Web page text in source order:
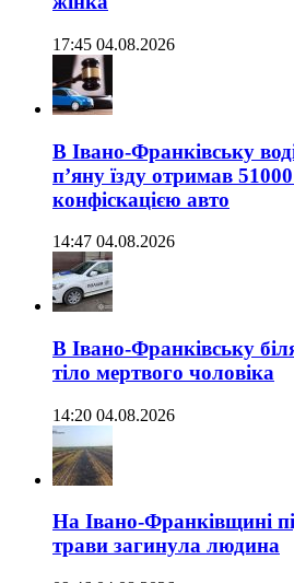
17:45 04.08.2026
В Івано-Франківську
п’яну їзду отримав
конфіскацією авто
14:47 04.08.2026
В Івано-Франківську
тіло мертвого чоловіка
14:20 04.08.2026
На Івано-Франківщині
трави загинула людина